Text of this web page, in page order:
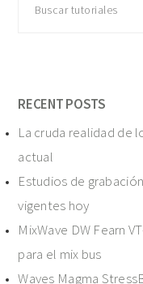
tutoriales
RECENT POSTS
La cruda realidad de
actual
Estudios de
vigentes hoy
MixWave DW Fearn
para el mix bus
Waves Magma